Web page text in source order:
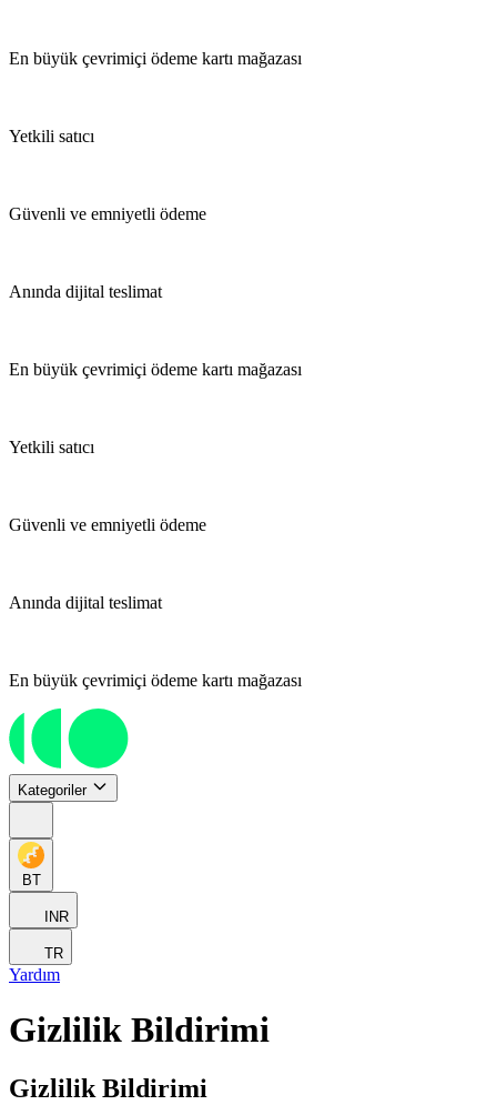
En büyük çevrimiçi ödeme kartı mağazası
Yetkili satıcı
Güvenli ve emniyetli ödeme
Anında dijital teslimat
En büyük çevrimiçi ödeme kartı mağazası
Yetkili satıcı
Güvenli ve emniyetli ödeme
Anında dijital teslimat
En büyük çevrimiçi ödeme kartı mağazası
Kategoriler
BT
INR
TR
Yardım
Gizlilik Bildirimi
Gizlilik Bildirimi